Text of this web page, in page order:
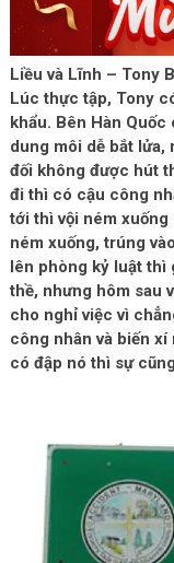
Liều và Lĩnh – Tony
Lúc thực tập, Tony
khẩu. Bên Hàn
dung môi dễ bắt lửa,
đối không được hút
đi thì có cậu công
tới thì vội ném xuống
ném xuống, trúng
lên phòng kỷ luật thì
thề, nhưng hôm sau
cho nghỉ việc vì
công nhân và biến
có đập nó thì sự